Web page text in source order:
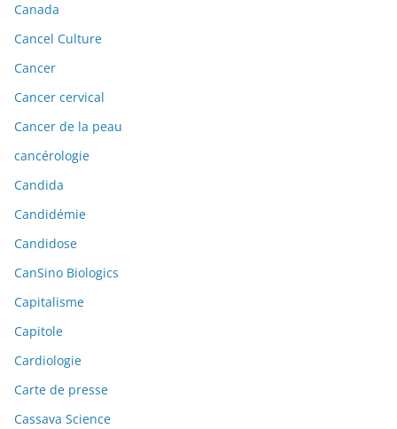
Canada
Cancel Culture
Cancer
Cancer cervical
Cancer de la peau
cancérologie
Candida
Candidémie
Candidose
CanSino Biologics
Capitalisme
Capitole
Cardiologie
Carte de presse
Cassava Science